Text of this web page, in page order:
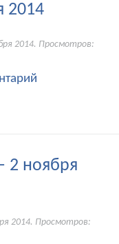
2014
2014. Просмотров:
2 ноября
2014. Просмотров: